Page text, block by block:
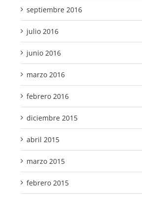
septiembre 2016
julio 2016
junio 2016
marzo 2016
febrero 2016
diciembre 2015
abril 2015
marzo 2015
febrero 2015